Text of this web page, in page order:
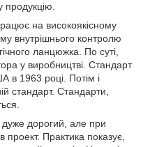
продукцію.
на високоякісному
внутрішнього контролю
ланцюжка. По суті,
у виробництві. Стандарт
в 1963 році. Потім і
стандарт. Стандарти,
дорогий, але при
проект. Практика показує,